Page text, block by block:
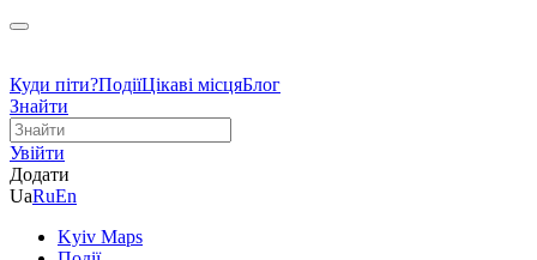
Куди піти?ПодіїЦікаві місцяБлог
Знайти
Увійти
Додати
UaRuEn
Kyiv Maps